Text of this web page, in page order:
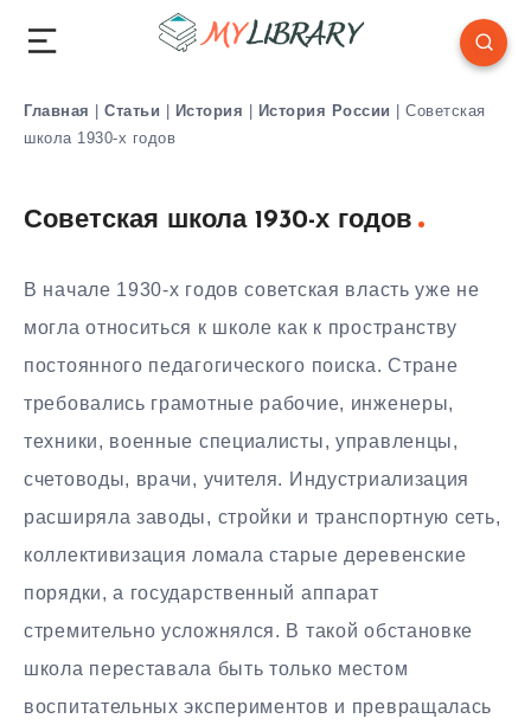
Главная | Статьи | История | История России | Советская
школа 1930-х годов
Советская школа 1930-х годов
В начале 1930-х годов советская власть уже не
могла относиться к школе как к пространству
постоянного педагогического поиска. Стране
требовались грамотные рабочие, инженеры,
техники, военные специалисты, управленцы,
счетоводы, врачи, учителя. Индустриализация
расширяла заводы, стройки и транспортную сеть,
коллективизация ломала старые деревенские
порядки, а государственный аппарат
стремительно усложнялся. В такой обстановке
школа переставала быть только местом
воспитательных экспериментов и превращалась